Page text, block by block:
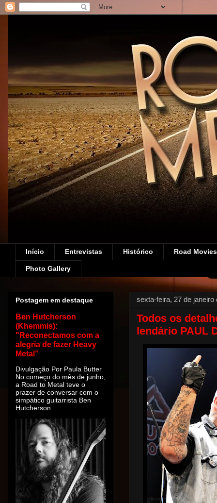
Início Entrevistas Histórico Road
Photo Gallery
sexta-feira, 27 de janeiro
Todos os
lendário PAUL
Postagem em destaque
Ben Hutcherson
(Khemmis):
"Reconectamos com a
alegria de fazer Heavy
Metal”
Divulgação Por Paula Butter
No começo do mês de junho,
a Road to Metal teve o
prazer de conversar com o
simpático guitarrista Ben
Hutcherson...